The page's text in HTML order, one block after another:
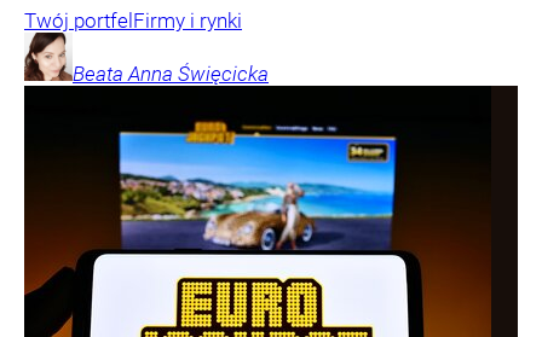
Twój portfel Firmy i rynki
Beata Anna Święcicka